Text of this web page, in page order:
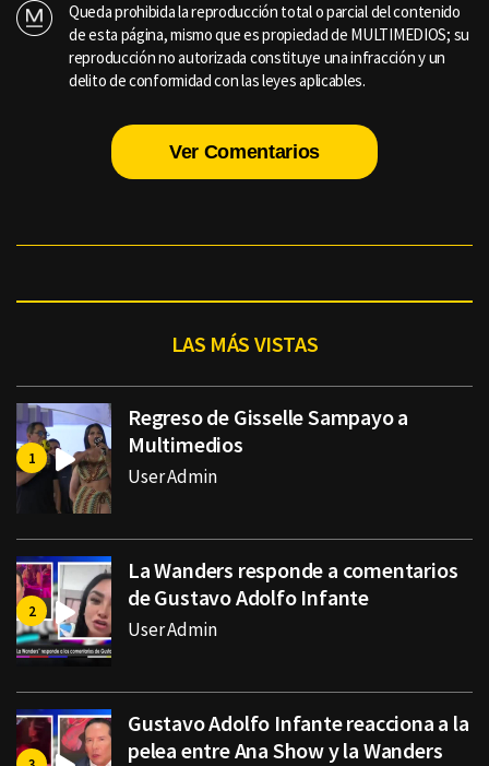
Queda prohibida la reproducción total o parcial del contenido
de esta página, mismo que es propiedad de MULTIMEDIOS; su
reproducción no autorizada constituye una infracción y un
delito de conformidad con las leyes aplicables.
Ver Comentarios
LAS MÁS VISTAS
Regreso de Gisselle Sampayo a
Multimedios
User Admin
La Wanders responde a comentarios
de Gustavo Adolfo Infante
User Admin
Gustavo Adolfo Infante reacciona a la
pelea entre Ana Show y la Wanders